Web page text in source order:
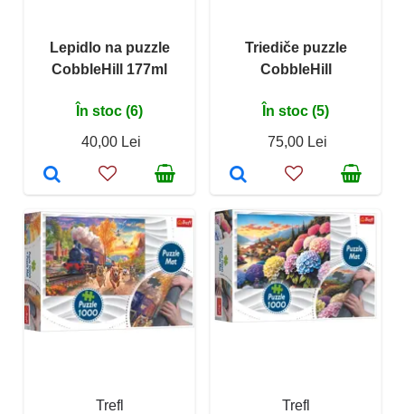
Lepidlo na puzzle
CobbleHill 177ml
În stoc (6)
40,00 Lei
Triediče puzzle
CobbleHill
În stoc (5)
75,00 Lei
Trefl Trefl